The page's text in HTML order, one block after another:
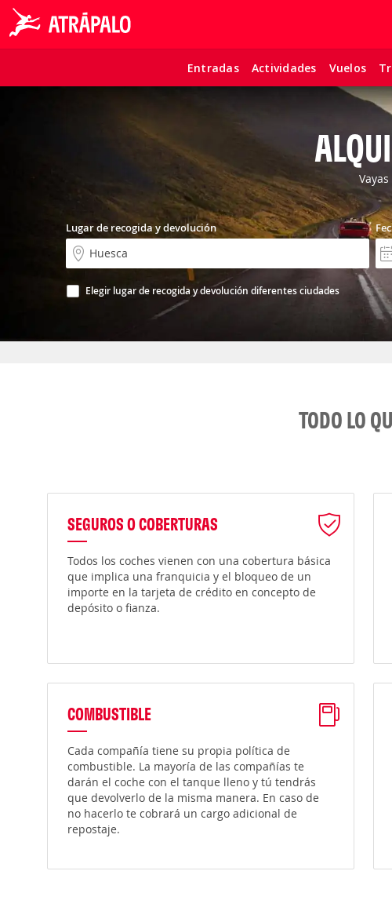
Entradas Actividades Vuelos
Lugar de recogida y devolución
Elegir lugar de recogida y devolución diferentes ciudades
TODO LO
SEGUROS O COBERTURAS
Todos los coches vienen con una cobertura básica
que implica una franquicia y el bloqueo de un
importe en la tarjeta de crédito en concepto de
depósito o fianza.
COMBUSTIBLE
Cada compañía tiene su propia política de
combustible. La mayoría de las compañías te
darán el coche con el tanque lleno y tú tendrás
que devolverlo de la misma manera. En caso de
no hacerlo te cobrará un cargo adicional de
repostaje.